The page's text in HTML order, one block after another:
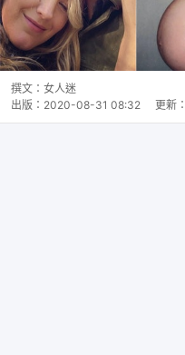
撰文： 女人迷
出版： 2020-08-31 08:32 更新：